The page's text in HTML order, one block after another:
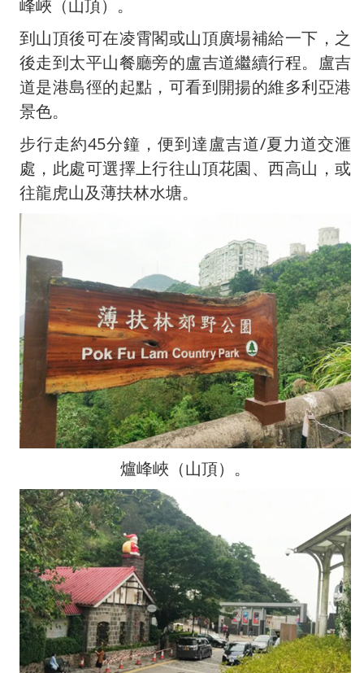
峰峽（山頂）。
到山頂後可在凌霄閣或山頂廣場補給一下，之
後走到太平山餐廳旁的盧吉道繼續行程。盧吉
道是港島徑的起點，可看到開揚的維多利亞港
景色。
步行走約45分鐘，便到達盧吉道/夏力道交滙
處，此處可選擇上行往山頂花園、西高山，或
往龍虎山及薄扶林水塘。
爐峰峽（山頂）。